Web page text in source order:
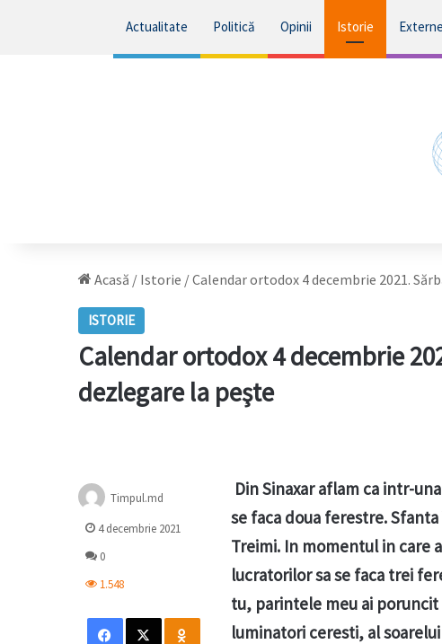
Actualitate Politică Opinii Istorie Externe
Acasă / Istorie /Calendar ortodox 4 decembrie 2021.
ISTORIE
Calendar ortodox 4 decembrie
dezlegare la peşte
Din Sinaxar aflam ca intr-
se faca doua ferestre.
Treimi. In momentul in care
lucratorilor sa se faca trei
tu, parintele meu ai poruncit
luminatori ceresti, al
Timpul.md
4 decembrie 2021
0
1.548
Facebook
X Odnoklassniki